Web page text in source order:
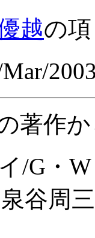
越の
著作
/G・
谷周